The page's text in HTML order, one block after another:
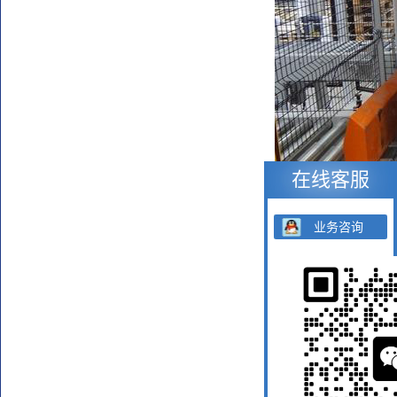
在线客服
业务咨询